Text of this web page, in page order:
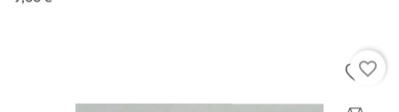
favorite_border